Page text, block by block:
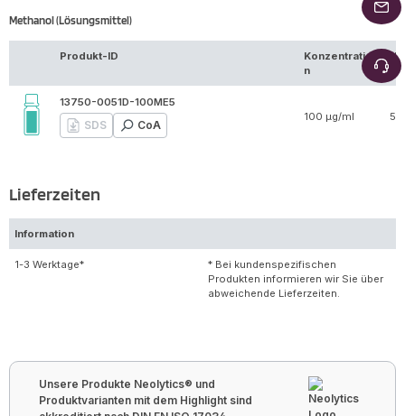
Methanol (Lösungsmittel)
Produkt-ID
Konzentratio
n
13750-0051D-100ME5
SDS CoA
100 µg/ml 5
Lieferzeiten
Information
1-3 Werktage*
* Bei kundenspezifischen
Produkten informieren wir Sie über
abweichende Lieferzeiten.
Unsere Produkte Neolytics® und
Produktvarianten mit dem Highlight sind